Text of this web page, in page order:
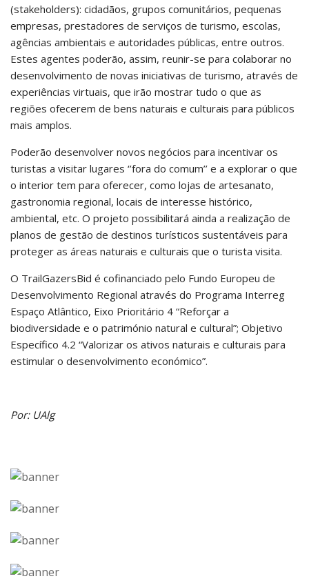
(stakeholders): cidadãos, grupos comunitários, pequenas
empresas, prestadores de serviços de turismo, escolas,
agências ambientais e autoridades públicas, entre outros.
Estes agentes poderão, assim, reunir-se para colaborar no
desenvolvimento de novas iniciativas de turismo, através de
experiências virtuais, que irão mostrar tudo o que as
regiões ofecerem de bens naturais e culturais para públicos
mais amplos.
Poderão desenvolver novos negócios para incentivar os
turistas a visitar lugares ‘’fora do comum’’ e a explorar o que
o interior tem para oferecer, como lojas de artesanato,
gastronomia regional, locais de interesse histórico,
ambiental, etc. O projeto possibilitará ainda a realização de
planos de gestão de destinos turísticos sustentáveis para
proteger as áreas naturais e culturais que o turista visita.
O TrailGazersBid é cofinanciado pelo Fundo Europeu de
Desenvolvimento Regional através do Programa Interreg
Espaço Atlântico, Eixo Prioritário 4 “Reforçar a
biodiversidade e o património natural e cultural”; Objetivo
Específico 4.2 “Valorizar os ativos naturais e culturais para
estimular o desenvolvimento económico”.
Por: UAlg